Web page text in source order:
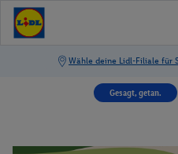
Gesagt, getan.